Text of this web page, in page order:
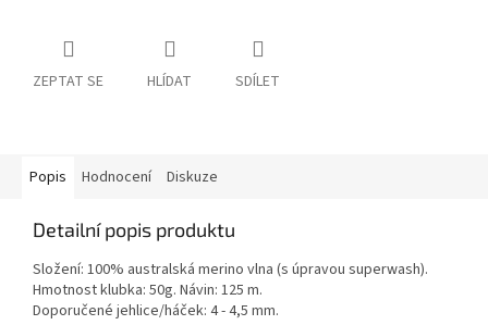
ZEPTAT SE HLÍDAT SDÍLET
Popis Hodnocení Diskuze
Detailní popis produktu
Složení: 100% australská merino vlna (s úpravou superwash).
Hmotnost klubka: 50g. Návin: 125 m.
Doporučené jehlice/háček: 4 - 4,5 mm.